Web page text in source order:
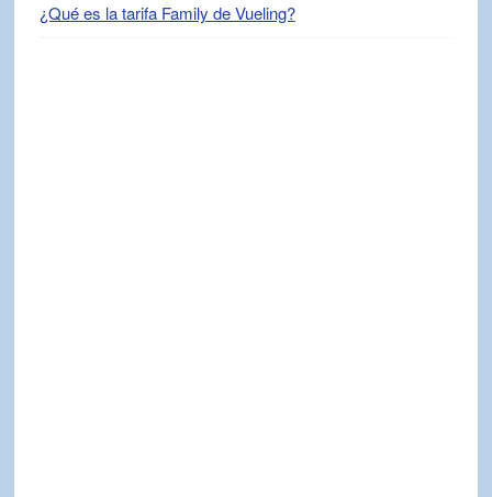
¿Qué es la tarifa Family de Vueling?